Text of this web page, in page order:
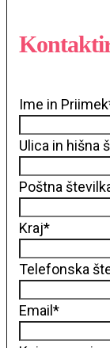
Ime in Priimek
Ulica in hišna
Poštna
Kraj*
Telefonska
Email*